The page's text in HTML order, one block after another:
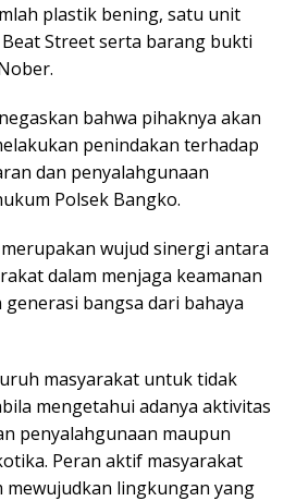
plastik bening, satu unit
Street serta barang bukti
bahwa pihaknya akan
penindakan terhadap
dan penyalahgunaan
Polsek Bangko.
wujud sinergi antara
dalam menjaga keamanan
bangsa dari bahaya
masyarakat untuk tidak
mengetahui adanya aktivitas
penyalahgunaan maupun
Peran aktif masyarakat
mewujudkan lingkungan yang